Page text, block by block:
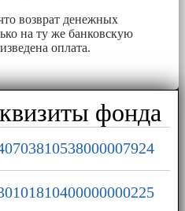
возврат денежных
на ту же банковскую
оплата.
фонда